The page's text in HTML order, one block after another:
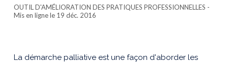
OUTIL D'AMÉLIORATION DES PRATIQUES PROFESSIONNELLES -
Mis en ligne le 19 déc. 2016
La démarche palliative est une façon d'aborder les